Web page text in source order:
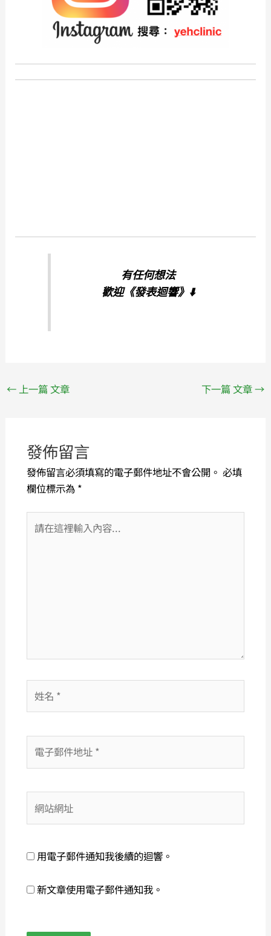
有任何想法
歡迎《發表迴響》⬇️
←上一篇 文章 下一篇 文章→
發佈留言
發佈留言必須填寫的電子郵件地址不會公開。 必填
欄位標示為 *
在
名
件
地
址
站
用電子郵件通知我後續的迴響。
新文章使用電子郵件通知我。